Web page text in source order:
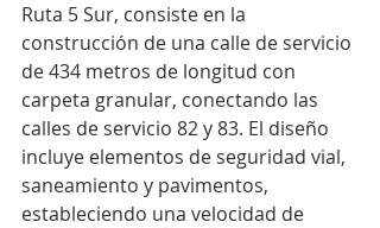
Ruta 5 Sur, consiste en la
construcción de una calle de servicio
de 434 metros de longitud con
carpeta granular, conectando las
calles de servicio 82 y 83. El diseño
incluye elementos de seguridad vial,
saneamiento y pavimentos,
estableciendo una velocidad de